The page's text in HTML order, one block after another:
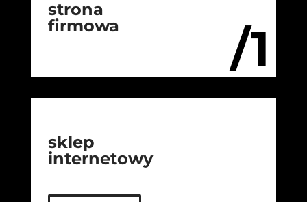
/1
strona
firmowa
sklep
internetowy